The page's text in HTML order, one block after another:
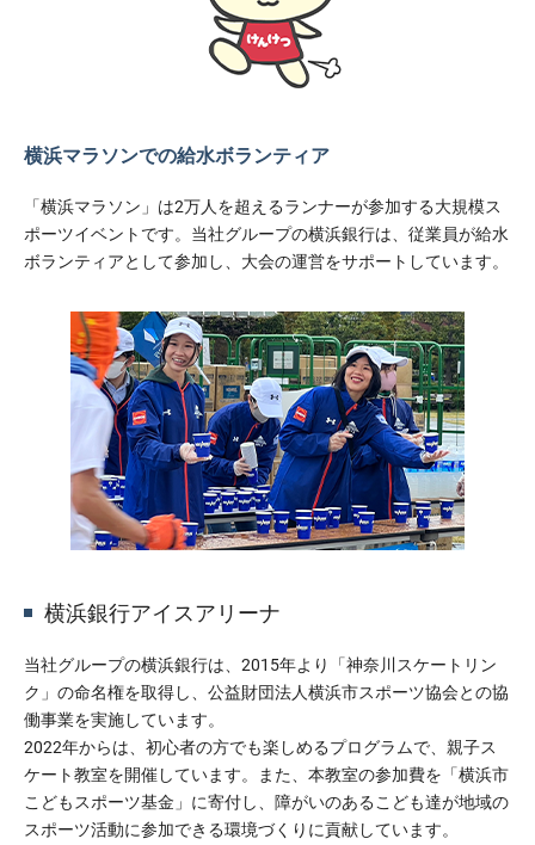
横浜マラソンでの給水ボランティア
「横浜マラソン」は2万人を超えるランナーが参加する大規模ス
ポーツイベントです。当社グループの横浜銀行は、従業員が給水
ボランティアとして参加し、大会の運営をサポートしています。
横浜銀行アイスアリーナ
当社グループの横浜銀行は、2015年より「神奈川スケートリン
ク」の命名権を取得し、公益財団法人横浜市スポーツ協会との協
働事業を実施しています。
2022年からは、初心者の方でも楽しめるプログラムで、親子ス
ケート教室を開催しています。また、本教室の参加費を「横浜市
こどもスポーツ基金」に寄付し、障がいのあるこども達が地域の
スポーツ活動に参加できる環境づくりに貢献しています。